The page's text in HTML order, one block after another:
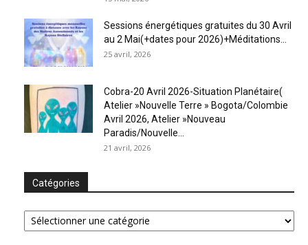
Sessions énergétiques gratuites du 30 Avril
au 2 Mai(+dates pour 2026)+Méditations...
25 avril, 2026
Cobra-20 Avril 2026-Situation Planétaire(
Atelier »Nouvelle Terre » Bogota/Colombie
Avril 2026, Atelier »Nouveau
Paradis/Nouvelle...
21 avril, 2026
Catégories
Catégories